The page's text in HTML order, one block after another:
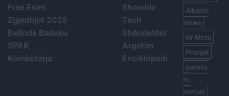
Free Esim
Zgjedhjet 2025
Belinda Balluku
SPAK
Kombëtarja
Showbiz
Tech
Shëndetësi
Argetim
Enciklopedi
Albania
News
Ilir Meta
Piranjat
gazeta,
tv,
portale